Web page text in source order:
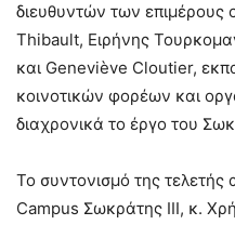
διευθυντών των επιμέρους
Thibault, Ειρήνης
και Geneviève Cloutier,
κοινοτικών φορέων και
διαχρονικά το έργο του
Το συντονισμό της τελετής
Campus Σωκράτης ΙΙΙ, κ.